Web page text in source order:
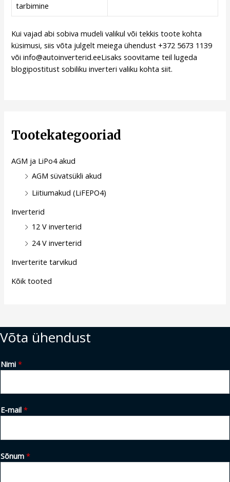
tarbimine
Kui vajad abi sobiva mudeli valikul või tekkis toote kohta
küsimusi, siis võta julgelt meiega ühendust +372 5673 1139
või info@autoinverterid.eeLisaks soovitame teil lugeda
blogipostitust sobiliku inverteri valiku kohtasiit.
Tootekategooriad
AGM ja LiPo4 akud
AGM süvatsükli akud
Liitiumakud (LiFEPO4)
Inverterid
12 V inverterid
24 V inverterid
Inverterite tarvikud
Kõik tooted
Võta ühendust
Nimi *
E-mail *
Sõnum *